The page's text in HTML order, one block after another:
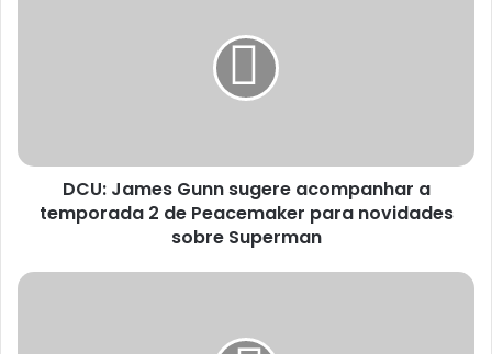
DCU: James Gunn sugere acompanhar a
temporada 2 de Peacemaker para novidades
sobre Superman